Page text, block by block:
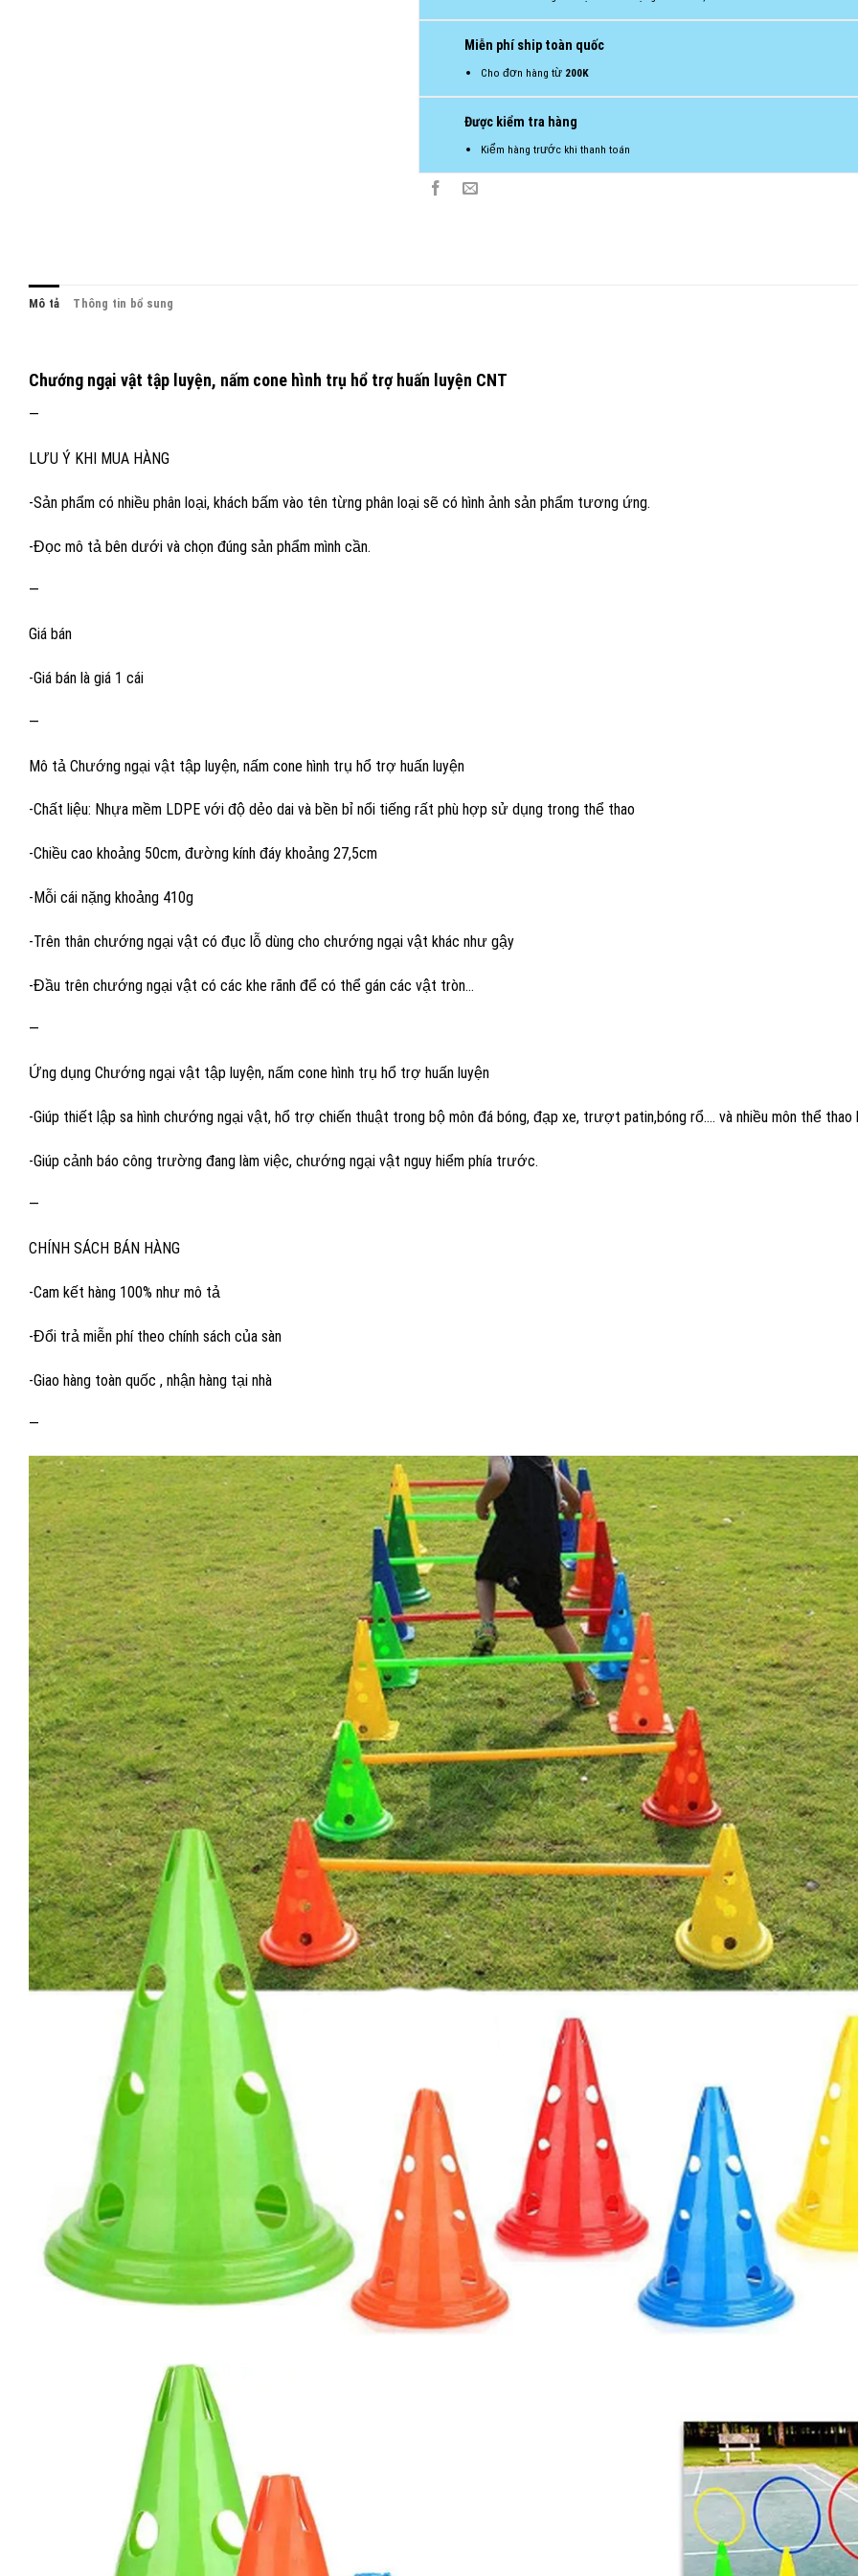
Miễn phí ship toàn quốc
Cho đơn hàng từ200K
Được kiểm tra hàng
Kiểm hàng trước khi thanh toán
Mô tả Thông tin bổ sung
Chướng ngại vật tập luyện, nấm cone hình trụ hổ trợ huấn luyện CNT
—
LƯU Ý KHI MUA HÀNG
-Sản phẩm có nhiều phân loại, khách bấm vào tên từng phân loại sẽ có hình ảnh sản phẩm tương ứng.
-Đọc mô tả bên dưới và chọn đúng sản phẩm mình cần.
—
Giá bán
-Giá bán là giá 1 cái
—
Mô tả Chướng ngại vật tập luyện, nấm cone hình trụ hổ trợ huấn luyện
-Chất liệu: Nhựa mềm LDPE với độ dẻo dai và bền bỉ nổi tiếng rất phù hợp sử dụng trong thể thao
-Chiều cao khoảng 50cm, đường kính đáy khoảng 27,5cm
-Mỗi cái nặng khoảng 410g
-Trên thân chướng ngại vật có đục lỗ dùng cho chướng ngại vật khác như gậy
-Đầu trên chướng ngại vật có các khe rãnh để có thể gán các vật tròn…
—
Ứng dụng Chướng ngại vật tập luyện, nấm cone hình trụ hổ trợ huấn luyện
-Giúp thiết lập sa hình chướng ngại vật, hổ trợ chiến thuật trong bộ môn đá bóng, đạp xe, trượt patin,bóng rổ…. và nhiều môn thể thao
-Giúp cảnh báo công trường đang làm việc, chướng ngại vật nguy hiểm phía trước.
—
CHÍNH SÁCH BÁN HÀNG
-Cam kết hàng 100% như mô tả
-Đổi trả miễn phí theo chính sách của sàn
-Giao hàng toàn quốc , nhận hàng tại nhà
—